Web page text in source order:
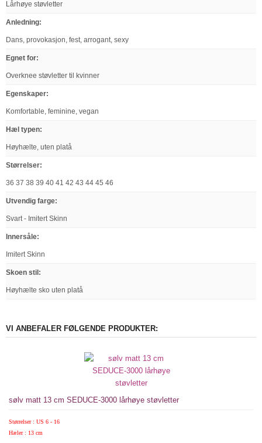
Lårhøye støvletter
Anledning:
Dans, provokasjon, fest, arrogant, sexy
Egnet for:
Overknee støvletter til kvinner
Egenskaper:
Komfortable, feminine, vegan
Hæl typen:
Høyhælte, uten platå
Størrelser:
36 37 38 39 40 41 42 43 44 45 46
Utvendig farge:
Svart - Imitert Skinn
Innersåle:
Imitert Skinn
Skoen stil :
Høyhælte sko uten platå
VI ANBEFALER FØLGENDE PRODUKTER:
sølv matt 13 cm SEDUCE-3000 lårhøye støvletter
Størrelser : US 6 - 16
Hæler : 13 cm